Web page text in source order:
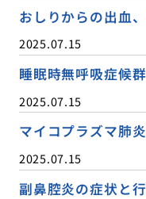
おしりからの出血
2025.07.15
睡眠時無呼吸症候
2025.07.15
マイコプラズマ肺
2025.07.15
副鼻腔炎の症状と